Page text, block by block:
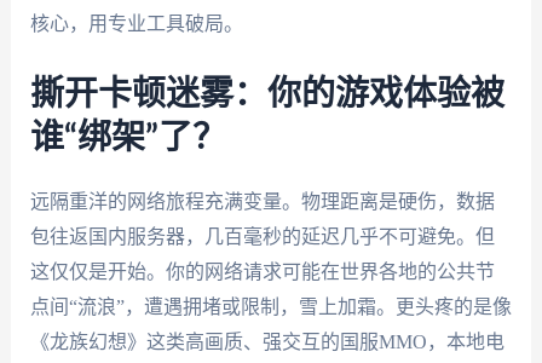
核心，用专业工具破局。
撕开卡顿迷雾：你的游戏体验被
谁“绑架”了？
远隔重洋的网络旅程充满变量。物理距离是硬伤，数据
包往返国内服务器，几百毫秒的延迟几乎不可避免。但
这仅仅是开始。你的网络请求可能在世界各地的公共节
点间“流浪”，遭遇拥堵或限制，雪上加霜。更头疼的是像
《龙族幻想》这类高画质、强交互的国服MMO，本地电